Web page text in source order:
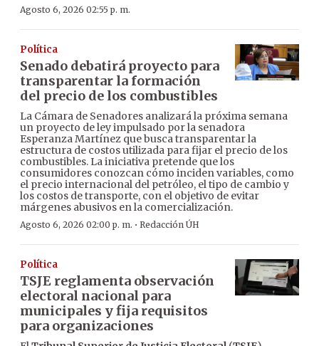
Agosto 6, 2026 02:55 p. m.
Política
Senado debatirá proyecto para
transparentar la formación
del precio de los combustibles
La Cámara de Senadores analizará la próxima semana
un proyecto de ley impulsado por la senadora
Esperanza Martínez que busca transparentar la
estructura de costos utilizada para fijar el precio de los
combustibles. La iniciativa pretende que los
consumidores conozcan cómo inciden variables, como
el precio internacional del petróleo, el tipo de cambio y
los costos de transporte, con el objetivo de evitar
márgenes abusivos en la comercialización.
Agosto 6, 2026 02:00 p. m. · Redacción ÚH
Política
TSJE reglamenta observación
electoral nacional para
municipales y fija requisitos
para organizaciones